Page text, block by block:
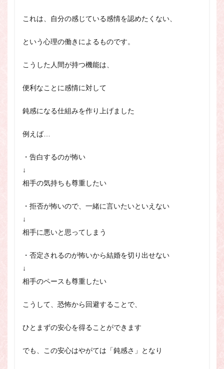
これは、自分の感じている感情を認めたくない、
という心理の働きによるものです。
こうした人間が持つ機能は、
便利なことに感情に対して
鈍感になる仕組みを作り上げました
例えば…
・告白するのが怖い
↓
相手の気持ちも尊重したい
・拒否が怖いので、一緒に言いたいといえない
↓
相手に悪いと思ってしまう
・否定されるのが怖いから結婚を切り出せない
↓
相手のペースも尊重したい
こうして、恐怖から回避することで、
ひとまずの安心を得ることができます
でも、この安心はやがては「鈍感さ」となり